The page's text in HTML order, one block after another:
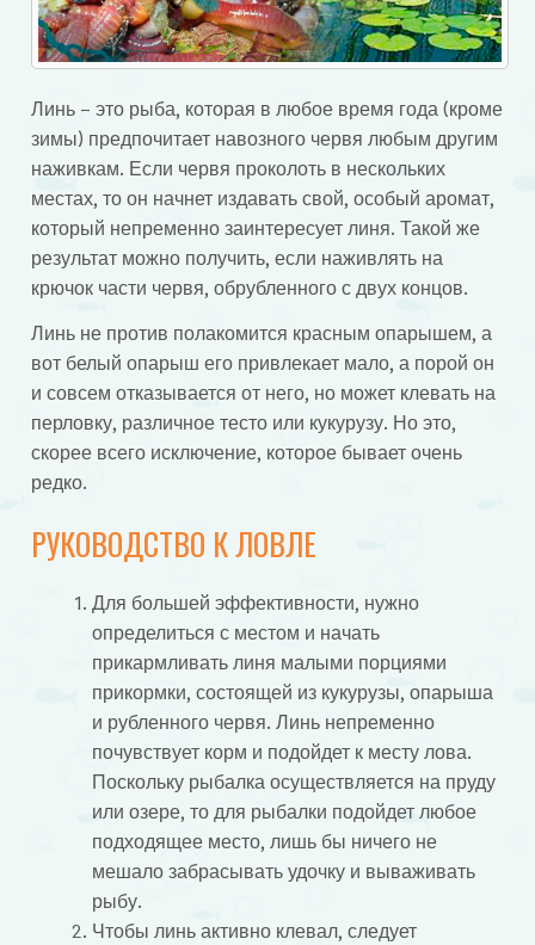
Линь – это рыба, которая в любое время года (кроме
зимы) предпочитает навозного червя любым другим
наживкам. Если червя проколоть в нескольких
местах, то он начнет издавать свой, особый аромат,
который непременно заинтересует линя. Такой же
результат можно получить, если наживлять на
крючок части червя, обрубленного с двух концов.
Линь не против полакомится красным опарышем, а
вот белый опарыш его привлекает мало, а порой он
и совсем отказывается от него, но может клевать на
перловку, различное тесто или кукурузу. Но это,
скорее всего исключение, которое бывает очень
редко.
РУКОВОДСТВО К ЛОВЛЕ
Для большей эффективности, нужно
определиться с местом и начать
прикармливать линя малыми порциями
прикормки, состоящей из кукурузы, опарыша
и рубленного червя. Линь непременно
почувствует корм и подойдет к месту лова.
Поскольку рыбалка осуществляется на пруду
или озере, то для рыбалки подойдет любое
подходящее место, лишь бы ничего не
мешало забрасывать удочку и вываживать
рыбу.
Чтобы линь активно клевал, следует